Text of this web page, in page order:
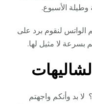
الواتس لنقوم برد على
بسرعة لا مثيل لها.
بد وأنكم واجهتم